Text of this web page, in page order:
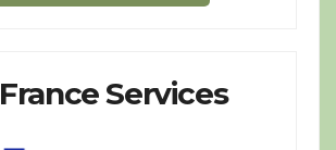
France Services